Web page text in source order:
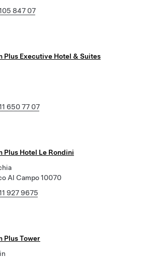
847 07
Plus Executive Hotel & Suites
650 77 07
Plus Hotel Le Rondini
Al Campo 10070
927 9675
Plus Tower